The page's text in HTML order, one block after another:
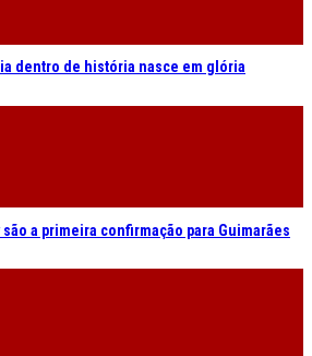
dentro de história nasce em glória
são a primeira confirmação para Guimarães